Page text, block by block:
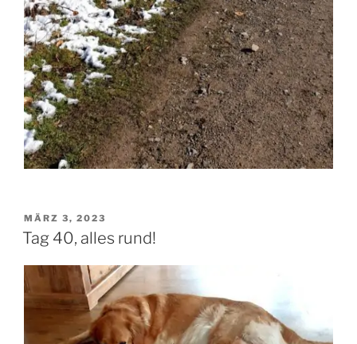
VERÖFFENTLICHT
AM
MÄRZ 3, 2023
Tag 40, alles rund!